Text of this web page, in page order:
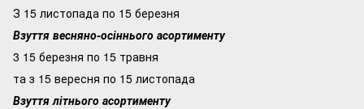
З 15 листопада по 15 березня
Взуття весняно-осіннього асортименту
3 15 березня по 15 травня
та з 15 вересня по 15 листопада
Взуття літнього асортименту